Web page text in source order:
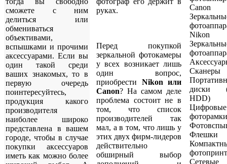
сможете с ним
делиться или
обмениваться
объективами,
вспышками и прочими
аксессуарами. Если вы
один такой среди
ваших знакомых, то в
первую очередь
поинтересуйтесь,
продукция какого
производителя
наиболее широко
представлена в вашем
городе, чтобы в случае
покупки аксессуаров
иметь как можно более
руках.
Перед покупкой
зеркальной фотокамеры
у всех возникает лишь
один вопрос,
приобрести Nikon или
Canon? На самом деле
проблема состоит не в
том, что список
производителей так
мал, а в том, что лишь у
этих двух фирм-лидеров
действительно
обширный выбор
Canon
Nikon
Сканеры
диски
HDD)
Цифровые
фоторамки
Флешки
Сетевые